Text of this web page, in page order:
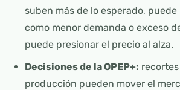
suben más de lo esperado,
como menor demanda o exceso
puede presionar el precio al alza.
Decisiones de la OPEP+:
producción pueden mover el